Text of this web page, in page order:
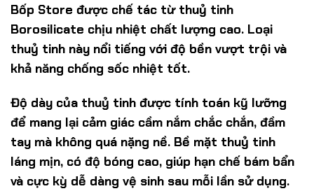
Bốp Store được chế tác từ thuỷ tinh
Borosilicate chịu nhiệt chất lượng cao. Loại
thuỷ tinh này nổi tiếng với độ bền vượt trội và
khả năng chống sốc nhiệt tốt.
Độ dày của thuỷ tinh được tính toán kỹ lưỡng
để mang lại cảm giác cầm nắm chắc chắn, đầm
tay mà không quá nặng nề. Bề mặt thuỷ tinh
láng mịn, có độ bóng cao, giúp hạn chế bám bẩn
và cực kỳ dễ dàng vệ sinh sau mỗi lần sử dụng.